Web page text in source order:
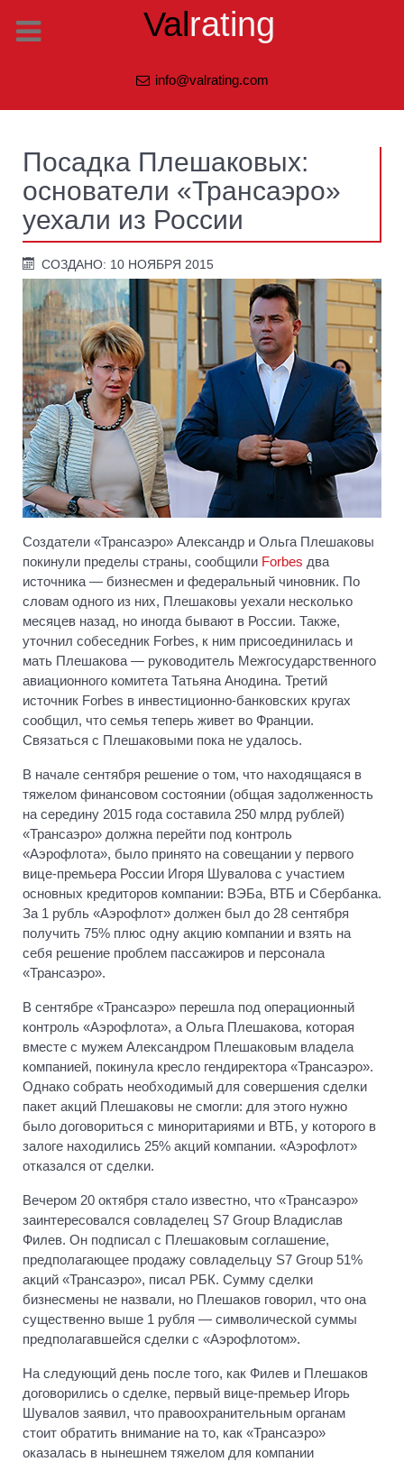
Valrating
info@valrating.com
Посадка Плешаковых:
основатели «Трансаэро»
уехали из России
СОЗДАНО: 10 НОЯБРЯ 2015
Создатели «Трансаэро» Александр и Ольга Плешаковы
покинули пределы страны, сообщили Forbes два
источника — бизнесмен и федеральный чиновник. По
словам одного из них, Плешаковы уехали несколько
месяцев назад, но иногда бывают в России. Также,
уточнил собеседник Forbes, к ним присоединилась и
мать Плешакова — руководитель Межгосударственного
авиационного комитета Татьяна Анодина. Третий
источник Forbes в инвестиционно-банковских кругах
сообщил, что семья теперь живет во Франции.
Связаться с Плешаковыми пока не удалось.
В начале сентября решение о том, что находящаяся в
тяжелом финансовом состоянии (общая задолженность
на середину 2015 года составила 250 млрд рублей)
«Трансаэро» должна перейти под контроль
«Аэрофлота», было принято на совещании у первого
вице-премьера России Игоря Шувалова с участием
основных кредиторов компании: ВЭБа, ВТБ и Сбербанка.
За 1 рубль «Аэрофлот» должен был до 28 сентября
получить 75% плюс одну акцию компании и взять на
себя решение проблем пассажиров и персонала
«Трансаэро».
В сентябре «Трансаэро» перешла под операционный
контроль «Аэрофлота», а Ольга Плешакова, которая
вместе с мужем Александром Плешаковым владела
компанией, покинула кресло гендиректора «Трансаэро».
Однако собрать необходимый для совершения сделки
пакет акций Плешаковы не смогли: для этого нужно
было договориться с миноритариями и ВТБ, у которого в
залоге находились 25% акций компании. «Аэрофлот»
отказался от сделки.
Вечером 20 октября стало известно, что «Трансаэро»
заинтересовался совладелец S7 Group Владислав
Филев. Он подписал с Плешаковым соглашение,
предполагающее продажу совладельцу S7 Group 51%
акций «Трансаэро», писал РБК. Сумму сделки
бизнесмены не назвали, но Плешаков говорил, что она
существенно выше 1 рубля — символической суммы
предполагавшейся сделки с «Аэрофлотом».
На следующий день после того, как Филев и Плешаков
договорились о сделке, первый вице-премьер Игорь
Шувалов заявил, что правоохранительным органам
стоит обратить внимание на то, как «Трансаэро»
оказалась в нынешнем тяжелом для компании